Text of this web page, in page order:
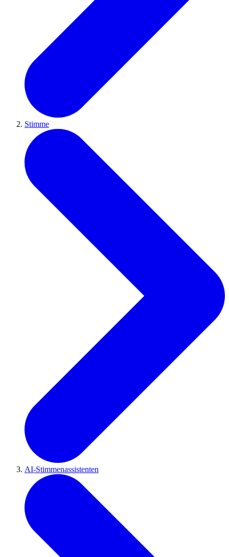
Stimme
AI-Stimmenassistenten